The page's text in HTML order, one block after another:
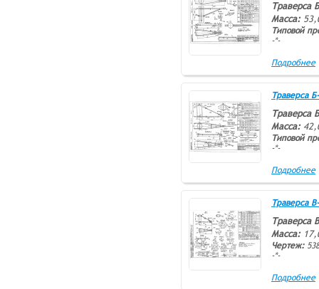
Траверса
Масса:
Типовой
-*-
Подробнее
Траверса
Траверса
Масса:
Типовой
-*-
Подробнее
Траверса
Траверса
Масса:
Чертеж:
-*-
Подробнее